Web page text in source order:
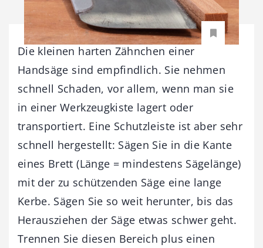
Die kleinen harten Zähnchen einer
Handsäge sind empfindlich. Sie nehmen
schnell Schaden, vor allem, wenn man sie
in einer Werkzeugkiste lagert oder
transportiert. Eine Schutzleiste ist aber sehr
schnell hergestellt: Sägen Sie in die Kante
eines Brett (Länge = mindestens Sägelänge)
mit der zu schützenden Säge eine lange
Kerbe. Sägen Sie so weit herunter, bis das
Herausziehen der Säge etwas schwer geht.
Trennen Sie diesen Bereich plus einen